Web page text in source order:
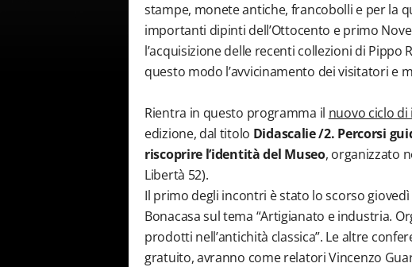
stampe, monete antiche, francobolli e per la
importanti dipinti dell’Ottocento e primo
l’acquisizione delle recenti collezioni di
questo modo l’avvicinamento dei visitatori e
Rientra in questo programma il nuovo ciclo
edizione, dal titolo Didascalie /2. Percorsi
riscoprire l’identità del Museo, organizzato
Libertà 52).
Il primo degli incontri è stato lo scorso
Bonacasa sul tema “Artigianato e industria.
prodotti nell’antichità classica”. Le altre
gratuito, avranno come relatori Vincenzo